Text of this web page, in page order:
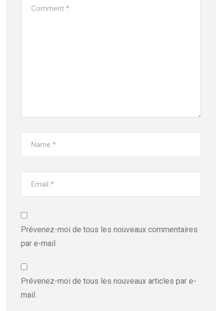
Prévenez-moi de tous les nouveaux commentaires
par e-mail.
Prévenez-moi de tous les nouveaux articles par e-
mail.